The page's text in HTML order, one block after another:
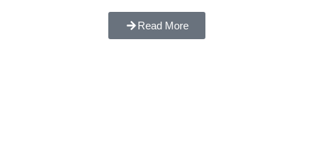
Read More